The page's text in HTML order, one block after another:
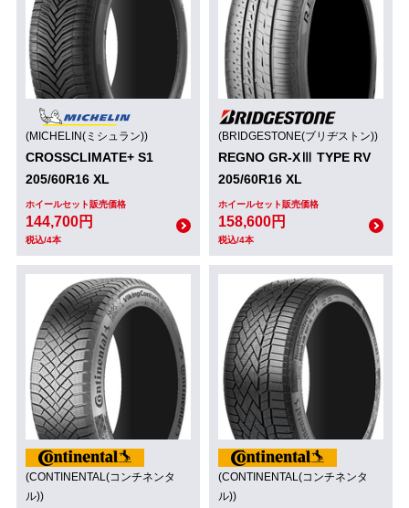
(MICHELIN(ミシュラン))
CROSSCLIMATE+ S1
205/60R16 XL
ホイールセット販売価格
144,700円
税込/4本
(BRIDGESTONE(ブリヂストン))
REGNO GR-XⅢ TYPE RV
205/60R16 XL
ホイールセット販売価格
158,600円
税込/4本
(CONTINENTAL(コンチネンタ
ル))
(CONTINENTAL(コンチネンタ
ル))